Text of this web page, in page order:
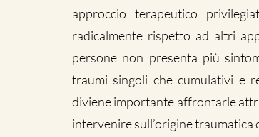
approccio terapeutico
radicalmente rispetto ad altri
persone non presenta più
traumi singoli che cumulativi e
diviene importante affrontarle
intervenire sull’origine traumatica